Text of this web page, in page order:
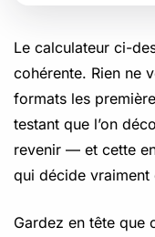
Le calculateur ci-
cohérente. Rien ne
formats les
testant que l’on
revenir — et cette
qui décide vraiment
Gardez en tête que